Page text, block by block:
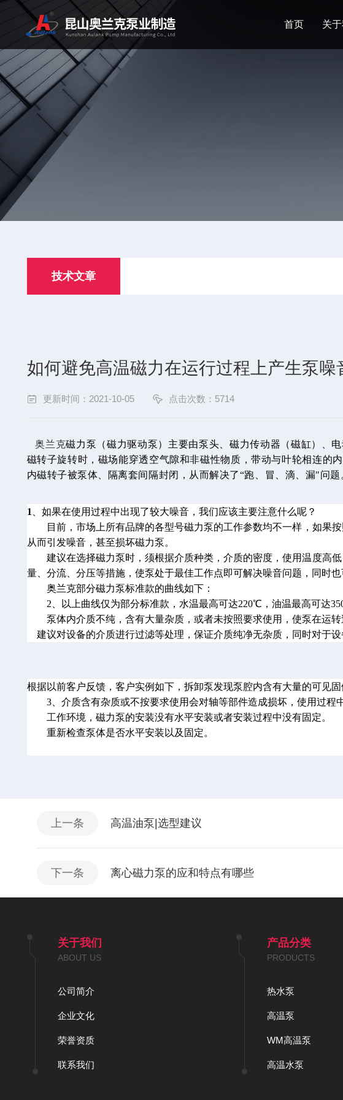
首页 关
技术文章
如何避免高温磁力在运行过程上产生泵噪
更新时间：2021-10-05 点击次数：5714
奥兰克磁力泵 （磁力驱动泵）主要由泵头、磁力传动器（磁缸）、
磁转子旋转时，磁场能穿透空气隙和非磁性物质，带动与叶轮相连的
内磁转子被泵体、隔离套间隔封闭，从而解决了“跑、冒、滴、漏"问题
1 、如果在使用过程中出现了较大噪音，我们应该主要注意什么呢？
目前，市场上所有品牌的各型号磁力泵的工作参数均不一样，如果
从而引发噪音，甚至损坏磁力泵。
建议在选择磁力泵时，须根据介质种类，介质的密度，使用温度高低
量、分流、分压等措施，使泵处于最佳工作点即可解决噪音问题，同时也
奥兰克部分磁力泵标准款的曲线如下：
2、以上曲线仅为部分标准款，水温最高可达220℃，油温最高可达
泵体内介质不纯，含有大量杂质，或者未按照要求使用，使泵在运转
建议对设备的介质进行过滤等处理，保证介质纯净无杂质，同时对于
根据以前客户反馈，客户实例如下，拆卸泵发现泵腔内含有大量的可见固
3、介质含有杂质或不按要求使用会对轴等部件造成损坏，使用过程
工作环境， 磁力泵的安装没有水平安装或者安装过程中没有固定。
重新检查泵体是否水平安装以及固定。
上一条 高温油泵|选型建议
下一条 离心磁力泵的应和特点有哪些
关于我们
ABOUT US
公司简介
企业文化
荣誉资质
联系我们
产品分类
PRODUCTS
热水泵
高温泵
WM高温泵
高温水泵